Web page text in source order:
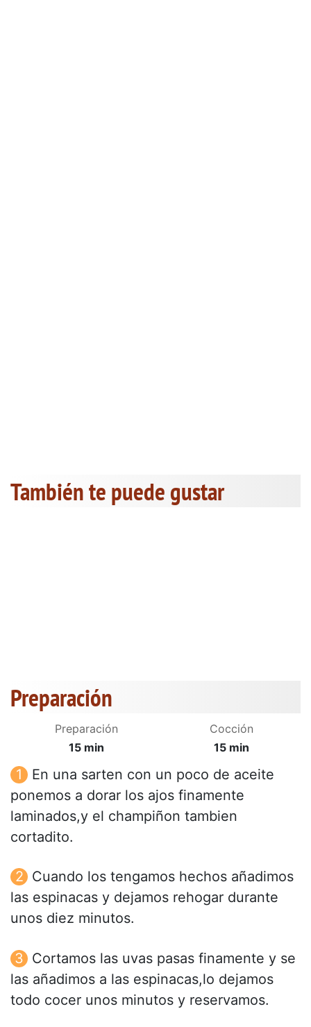
También te puede gustar
Preparación
Preparación
15 min
Cocción
15 min
En una sarten con un poco de aceite
ponemos a dorar los ajos finamente
laminados,y el champiñon tambien
cortadito.
Cuando los tengamos hechos añadimos
las espinacas y dejamos rehogar durante
unos diez minutos.
Cortamos las uvas pasas finamente y se
las añadimos a las espinacas,lo dejamos
todo cocer unos minutos y reservamos.